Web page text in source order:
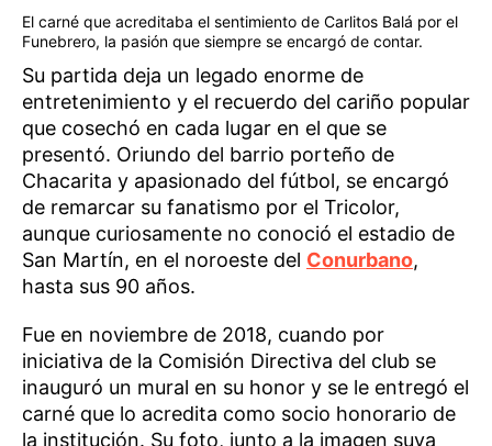
El carné que acreditaba el sentimiento de Carlitos Balá por el
Funebrero, la pasión que siempre se encargó de contar.
Su partida deja un legado enorme de
entretenimiento y el recuerdo del cariño popular
que cosechó en cada lugar en el que se
presentó. Oriundo del barrio porteño de
Chacarita y apasionado del fútbol, se encargó
de remarcar su fanatismo por el Tricolor,
aunque curiosamente no conoció el estadio de
San Martín, en el noroeste del Conurbano,
hasta sus 90 años.
Fue en noviembre de 2018, cuando por
iniciativa de la Comisión Directiva del club se
inauguró un mural en su honor y se le entregó el
carné que lo acredita como socio honorario de
la institución. Su foto, junto a la imagen suya